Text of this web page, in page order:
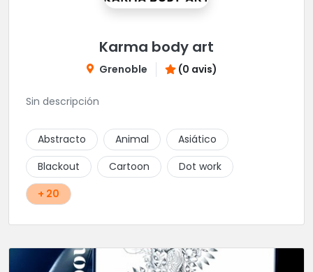
Karma body art
Grenoble (0 avis)
Sin descripción
Abstracto Animal
Asiático
Blackout
Cartoon
Dot work
+ 20